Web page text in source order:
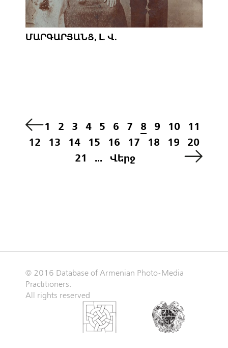
ՄԱՐԳԱՐՅԱՆՑ, Լ. Վ.
1 2 3 4 5 6 7 8 9 10
11
12
13 14 15 16 17 18 19
20
21
... Վերջ
© 2016 Database of Armenian Photo-Media
Practitioners.
All rights reserved